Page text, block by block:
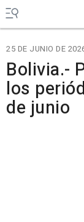
25 DE JUNIO DE
Bolivia.-
los
de junio